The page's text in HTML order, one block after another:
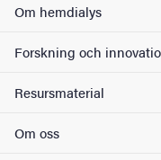
Om hemdialys
Forskning och
Resursmaterial
Om oss